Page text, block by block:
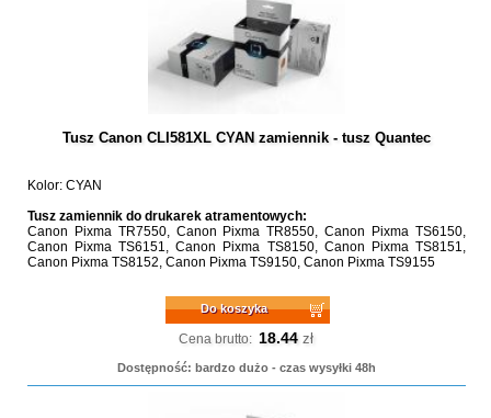
Tusz Canon CLI581XL CYAN zamiennik - tusz Quantec
Kolor: CYAN
Tusz zamiennik do drukarek atramentowych:
Canon Pixma TR7550, Canon Pixma TR8550, Canon Pixma TS6150,
Canon Pixma TS6151, Canon Pixma TS8150, Canon Pixma TS8151,
Canon Pixma TS8152, Canon Pixma TS9150, Canon Pixma TS9155
Do koszyka
Cena brutto: 18.44 zł
Dostępność: bardzo dużo - czas wysyłki 48h